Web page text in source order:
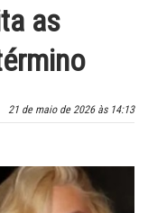
as
21 de maio de 2026 às 14:13